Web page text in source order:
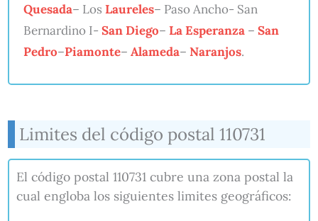
Quesada– Los Laureles– Paso Ancho- San
Bernardino I- San Diego– La Esperanza– San
Pedro–Piamonte– Alameda– Naranjos.
Limites del código postal 110731
El código postal 110731 cubre una zona postal la
cual engloba los siguientes limites geográficos: